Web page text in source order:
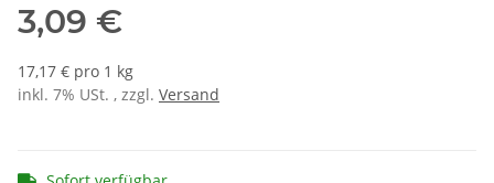
3,09 €
17,17 € pro 1 kg
inkl. 7% USt. , zzgl. Versand